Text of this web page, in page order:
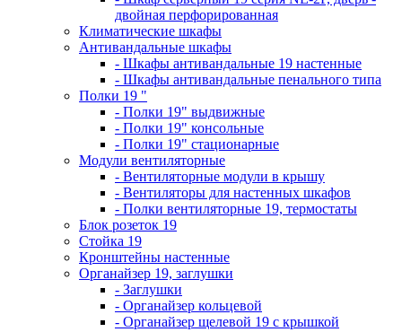
двойная перфорированная
Климатические шкафы
Антивандальные шкафы
- Шкафы антивандальные 19 настенные
- Шкафы антивандальные пенального типа
Полки 19 "
- Полки 19" выдвижные
- Полки 19" консольные
- Полки 19" стационарные
Модули вентиляторные
- Вентиляторные модули в крышу
- Вентиляторы для настенных шкафов
- Полки вентиляторные 19, термостаты
Блок розеток 19
Стойка 19
Кронштейны настенные
Органайзер 19, заглушки
- Заглушки
- Органайзер кольцевой
- Органайзер щелевой 19 с крышкой